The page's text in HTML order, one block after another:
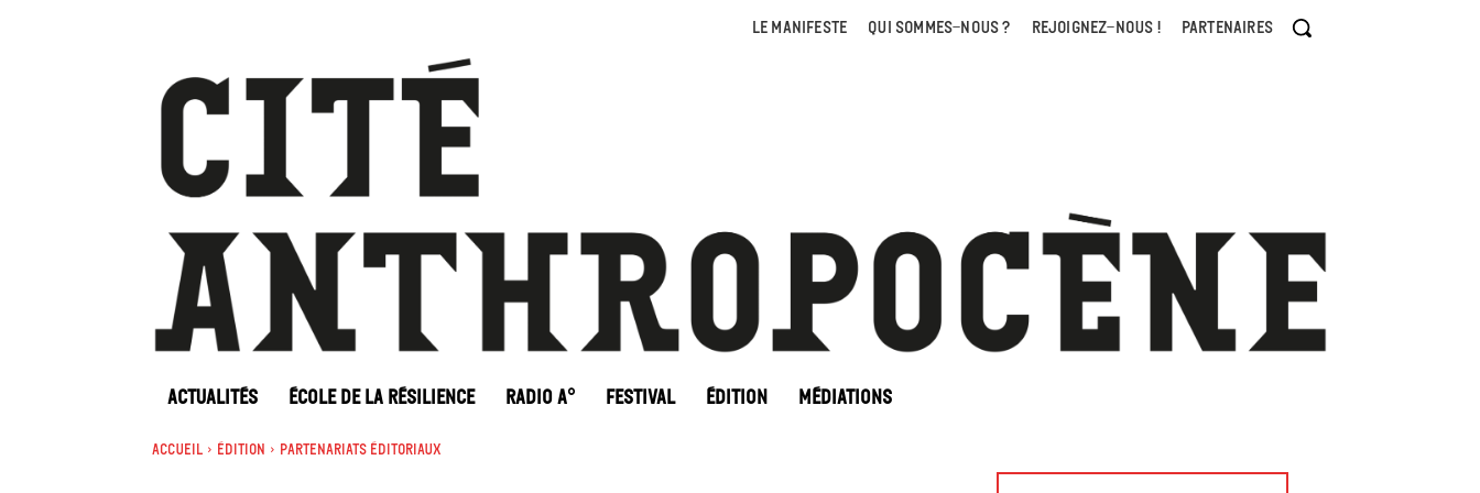
LE MANIFESTE QUI SOMMES-NOUS ? REJOIGNEZ-NOUS ! PARTENAIRES
ACTUALITÉS ÉCOLE DE LA RÉSILIENCE RADIO A° FESTIVAL ÉDITION MÉDIATIONS
Accueil Édition Partenariats éditoriaux